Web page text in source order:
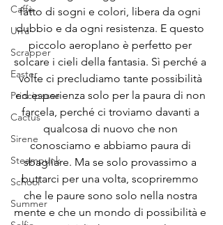
Caffè
Urrà
Scrapper
Easter
Principesse
Cactus
Sirene
Steampunk
School
Summer
fatto di sogni e colori, libera da ogni
dubbio e da ogni resistenza. E questo
piccolo aeroplano è perfetto per
solcare i cieli della fantasia. Sì perché a
volte ci precludiamo tante possibilità
ed esperienza solo per la paura di non
farcela, perché ci troviamo davanti a
qualcosa di nuovo che non
conosciamo e abbiamo paura di
sbagliare. Ma se solo provassimo a
buttarci per una volta, scopriremmo
che le paure sono solo nella nostra
mente e che un mondo di possibilità e